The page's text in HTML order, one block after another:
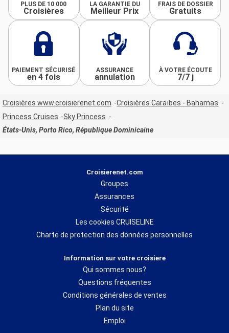
PLUS DE 10 000
Croisières
LA GARANTIE DU
Meilleur Prix
FRAIS DE DOSSIER
Gratuits
PAIEMENT SÉCURISÉ
en 4 fois
ASSURANCE
annulation
À VOTRE ÉCOUTE
7/7 j
Croisières www.croisierenet.com
Croisières Caraïbes - Bahamas
Princess Cruises
Sky Princess
États-Unis, Porto Rico, République Dominicaine
Croisierenet.com
Groupes
Assurances
Sécurité
Les cookies CRUISELINE
Charte de protection des données personnelles
Information sur votre croisiere
Qui sommes nous?
Questions fréquentes
Conditions générales de ventes
Plan du site
Emploi